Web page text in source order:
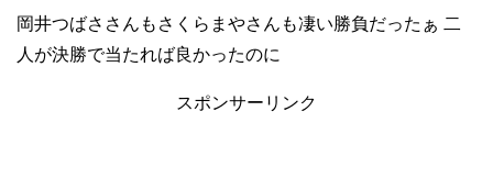
岡井つばささんもさくらまやさんも凄い勝負だったぁ 二
人が決勝で当たれば良かったのに
スポンサーリンク